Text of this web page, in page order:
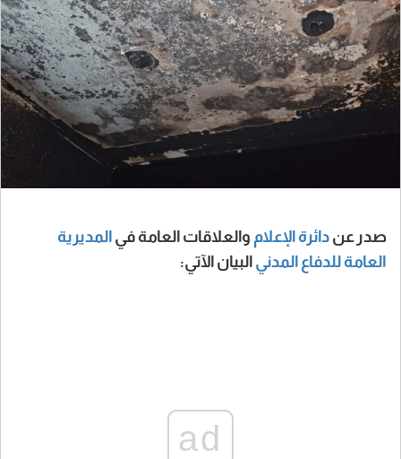
صدر عن دائرة الإعلام والعلاقات العامة في المديرية
العامة للدفاع المدني البيان الآتي:
ad